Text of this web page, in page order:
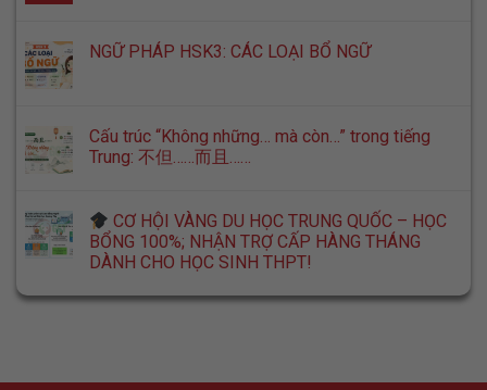
NGỮ PHÁP HSK3: CÁC LOẠI BỔ NGỮ
Cấu trúc “Không những… mà còn…” trong tiếng
Trung: 不但……而且……
CƠ HỘI VÀNG DU HỌC TRUNG QUỐC – HỌC
BỔNG 100%; NHẬN TRỢ CẤP HÀNG THÁNG
DÀNH CHO HỌC SINH THPT!